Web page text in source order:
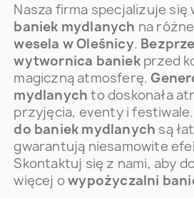
Nasza firma specjalizuje się
baniek mydlanych na
wesela w Oleśnicy.
wytwornica baniekprzed
magiczną atmosferę.
mydlanych to doskonała
przyjęcia, eventy i
do baniek mydlanych są
gwarantują niesamowite
Skontaktuj się z nami, aby
więcej owypożyczalni